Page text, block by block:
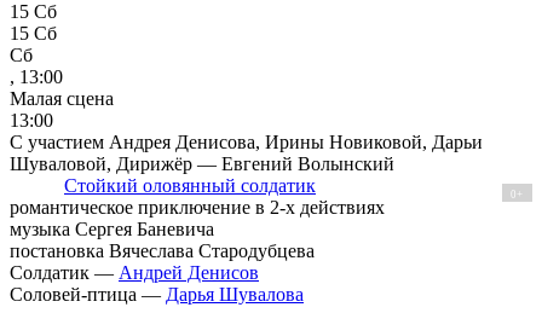
15 Сб
15 Сб
Сб
, 13:00
Малая сцена
13:00
С участием Андрея Денисова, Ирины Новиковой, Дарьи
Шуваловой, Дирижёр — Евгений Волынский
Стойкий оловянный солдатик
0+
романтическое приключение в 2-х действиях
музыка Сергея Баневича
постановка Вячеслава Стародубцева
Солдатик — Андрей Денисов
Соловей-птица — Дарья Шувалова